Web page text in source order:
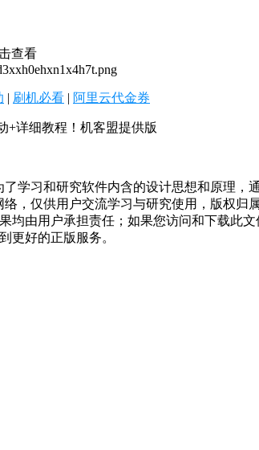
查看
| 刷机必看 | 阿里云代金券
+详细教程！机客盟提供版
学习和研究软件内含的设计思想和原理
，仅供用户交流学习与研究使用，版权
均由用户承担责任；如果您访问和下载此
更好的正版服务。